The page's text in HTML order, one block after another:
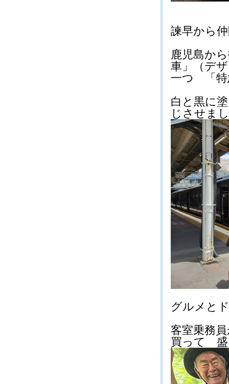
諫早から
鹿児島か
車」（デ
一つ 「特
白と黒に
じさせま
グルメと
客室乗務
買って 盛